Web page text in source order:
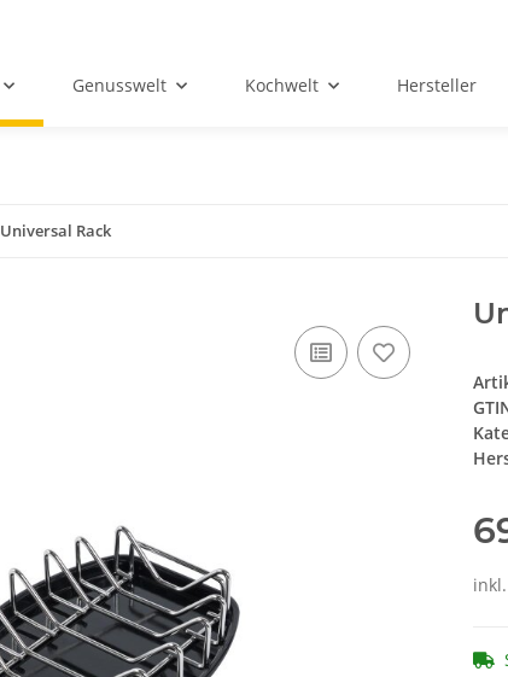
Genusswelt Kochwelt Hersteller
Universal Rack